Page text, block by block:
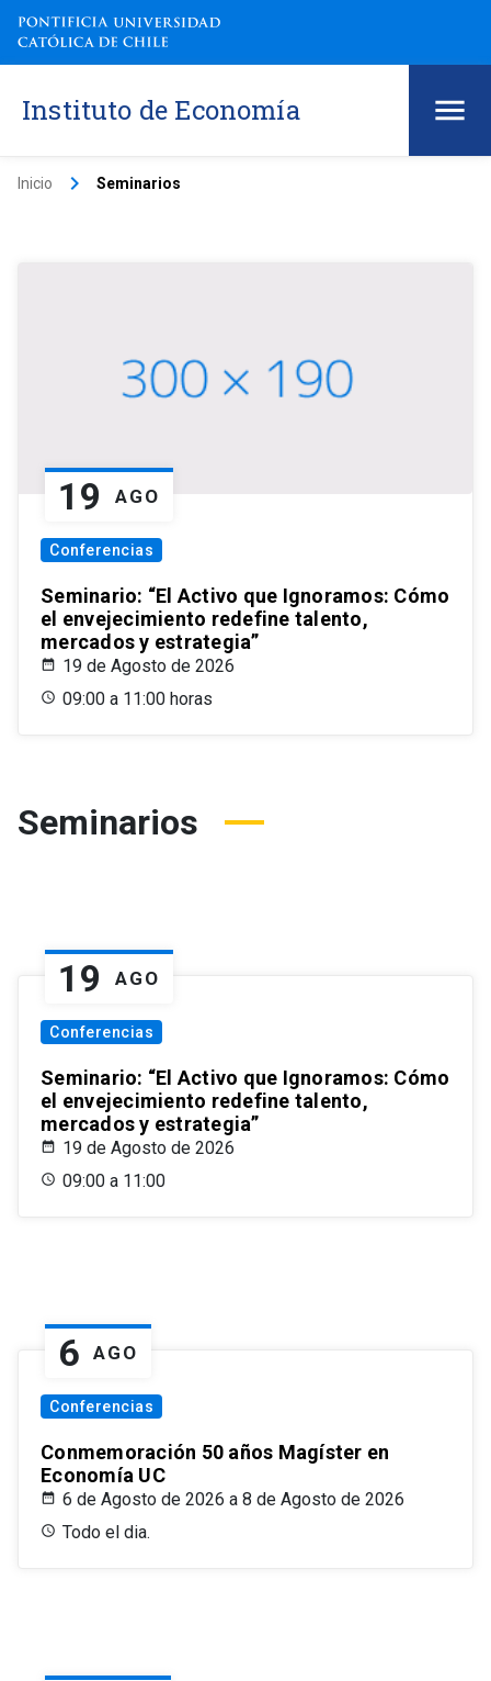
Instituto de Economía
Inicio keyboard_arrow_right Seminarios
19 AGO
Conferencias
Seminario: “El Activo que Ignoramos: Cómo
el envejecimiento redefine talento,
mercados y estrategia”
19 de Agosto de 2026
09:00 a 11:00 horas
Seminarios
19 AGO
Conferencias
Seminario: “El Activo que Ignoramos: Cómo
el envejecimiento redefine talento,
mercados y estrategia”
19 de Agosto de 2026
09:00 a 11:00
6 AGO
Conferencias
Conmemoración 50 años Magíster en
Economía UC
6 de Agosto de 2026 a 8 de Agosto de 2026
Todo el dia.